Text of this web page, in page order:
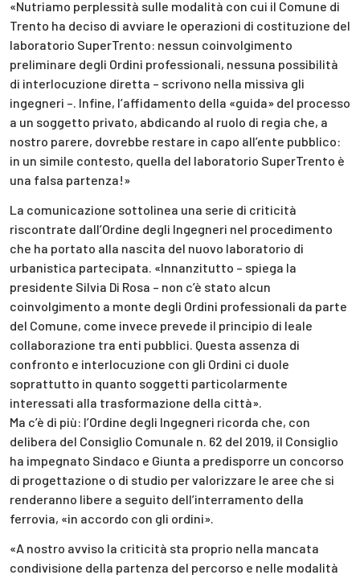
«Nutriamo perplessità sulle modalità con cui il Comune di
Trento ha deciso di avviare le operazioni di costituzione del
laboratorio SuperTrento: nessun coinvolgimento
preliminare degli Ordini professionali, nessuna possibilità
di interlocuzione diretta – scrivono nella missiva gli
ingegneri –. Infine, l’affidamento della «guida» del processo
a un soggetto privato, abdicando al ruolo di regia che, a
nostro parere, dovrebbe restare in capo all’ente pubblico:
in un simile contesto, quella del laboratorio SuperTrento è
una falsa partenza!»
La comunicazione sottolinea una serie di criticità
riscontrate dall’Ordine degli Ingegneri nel procedimento
che ha portato alla nascita del nuovo laboratorio di
urbanistica partecipata. «Innanzitutto – spiega la
presidente Silvia Di Rosa – non c’è stato alcun
coinvolgimento a monte degli Ordini professionali da parte
del Comune, come invece prevede il principio di leale
collaborazione tra enti pubblici. Questa assenza di
confronto e interlocuzione con gli Ordini ci duole
soprattutto in quanto soggetti particolarmente
interessati alla trasformazione della città».
Ma c’è di più: l’Ordine degli Ingegneri ricorda che, con
delibera del Consiglio Comunale n. 62 del 2019, il Consiglio
ha impegnato Sindaco e Giunta a predisporre un concorso
di progettazione o di studio per valorizzare le aree che si
renderanno libere a seguito dell’interramento della
ferrovia, «in accordo con gli ordini».
«A nostro avviso la criticità sta proprio nella mancata
condivisione della partenza del percorso e nelle modalità